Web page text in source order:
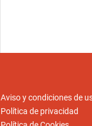
Aviso y condiciones de
Política de privacidad